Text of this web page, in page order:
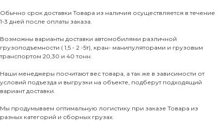
Обычно срок доставки Товара из наличия осуществляется в течение
1-3 дней после оплаты заказа.
Возможны варианты доставки автомобилями различной
грузоподъемности ( 1,5 - 2 -5т), кран- манипуляторами и грузовым
транспортом 20,30 и 40 тонн.
Наши менеджеры посчитают вес товара, а так же в зависимости от
условий подъезда и выгрузки на объекте, подберут подходящий
вариант доставки.
Мы продумываем оптимальную логистику при заказе Товара из
разных категорий и сборных грузах.